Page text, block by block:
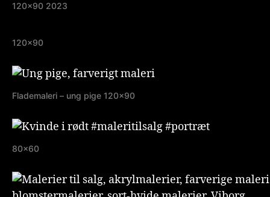
120×90 2023
120×90
Flademaleri – ung pige 120×90
80×60